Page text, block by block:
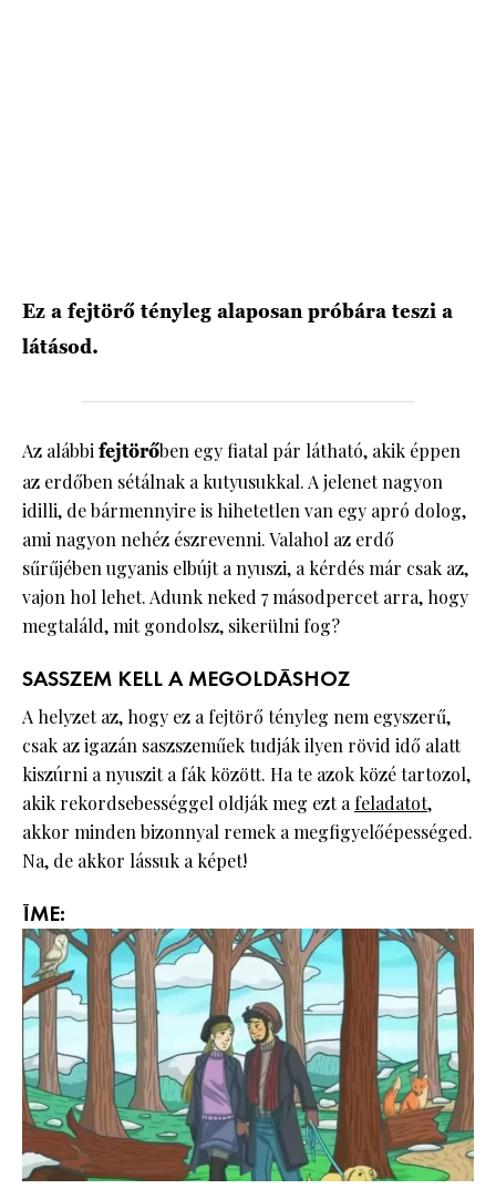
Ez a fejtörő tényleg alaposan próbára teszi a
látásod.
Az alábbifejtörőben egy fiatal pár látható, akik éppen
az erdőben sétálnak a kutyusukkal. A jelenet nagyon
idilli, de bármennyire is hihetetlen van egy apró dolog,
ami nagyon nehéz észrevenni. Valahol az erdő
sűrűjében ugyanis elbújt a nyuszi, a kérdés már csak az,
vajon hol lehet. Adunk neked 7 másodpercet arra, hogy
megtaláld, mit gondolsz, sikerülni fog?
SASSZEM KELL A MEGOLDÁSHOZ
A helyzet az, hogy ez a fejtörő tényleg nem egyszerű,
csak az igazán saszszeműek tudják ilyen rövid idő alatt
kiszúrni a nyuszit a fák között. Ha te azok közé tartozol,
akik rekordsebességgel oldják meg ezt afeladatot,
akkor minden bizonnyal remek a megfigyelőépességed.
Na, de akkor lássuk a képet!
ÍME: